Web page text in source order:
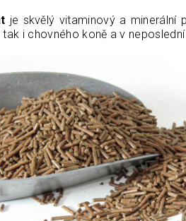
je skvělý vitaminový a minerální
i chovného koně a v